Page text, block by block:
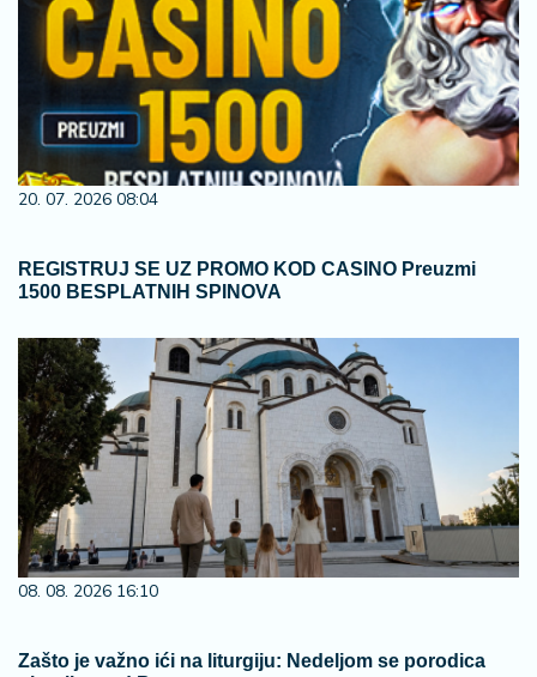
20. 07. 2026 08:04
REGISTRUJ SE UZ PROMO KOD CASINO Preuzmi
1500 BESPLATNIH SPINOVA
08. 08. 2026 16:10
Zašto je važno ići na liturgiju: Nedeljom se porodica